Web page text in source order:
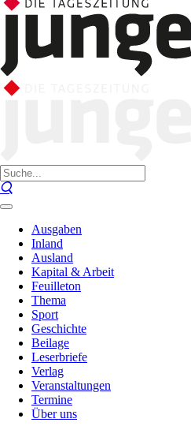
Ausgaben
Inland
Ausland
Kapital & Arbeit
Feuilleton
Thema
Sport
Geschichte
Beilage
Leserbriefe
Verlag
Veranstaltungen
Termine
Über uns